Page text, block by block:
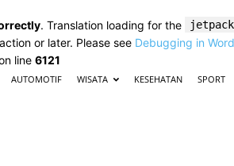
. Translation loading for the jetpack
action or later. Please see Debugging in
line 6121
AUTOMOTIF WISATA KESEHATAN SPORT